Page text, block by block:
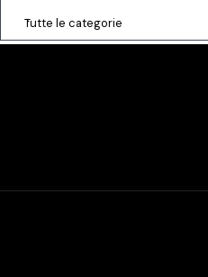
Tutte le categorie